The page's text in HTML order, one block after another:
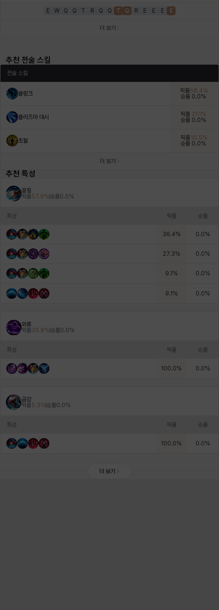
츠바메
코렐라인 크레이버 테오도르
헤이즈 헨리
E W Q Q T R Q Q T Q R E E E E
더 보기
추천 전술 스킬
전술 스킬
블링크 픽률68.4%
승률 0.0%
플라즈마 대시 픽률 21.1 %
승률 0.0%
초월 픽률10.5%
승률 0.0%
더 보기
추천 특성
응징
픽률57.9% 승률0.0%
특성 픽률 승률
36.4% 0.0%
27.3% 0.0%
9.1 % 0.0%
9.1 % 0.0%
와류
픽률36.8% 승률0.0%
특성 픽률 승률
100.0% 0.0%
금강
픽률5.3% 승률0.0%
특성 픽률 승률
100.0% 0.0%
더 보기